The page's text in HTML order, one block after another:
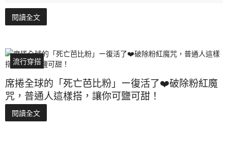
閱讀全文
流行穿搭
席捲全球的「死亡芭比粉」ー復活了❤️破除粉紅魔
咒，普通人這樣搭，讓你可鹽可甜！
閱讀全文